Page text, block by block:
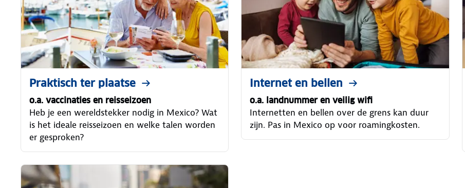
Praktisch ter plaatse
o.a. vaccinaties en reisseizoen
Heb je een wereldstekker nodig in Mexico? Wat
is het ideale reisseizoen en welke talen worden
er gesproken?
Internet en bellen
o.a. landnummer en veilig wifi
Internetten en bellen over de grens kan duur
zijn. Pas in Mexico op voor roamingkosten.